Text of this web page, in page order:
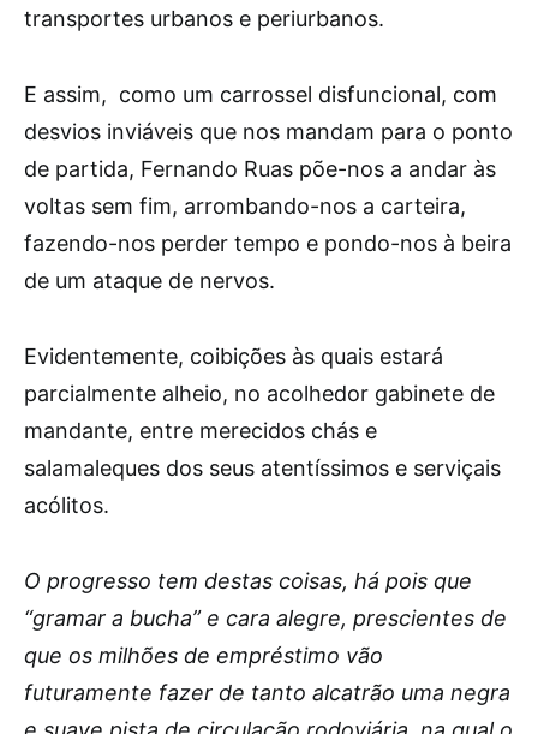
transportes urbanos e periurbanos.
E assim, como um carrossel disfuncional, com
desvios inviáveis que nos mandam para o ponto
de partida, Fernando Ruas põe-nos a andar às
voltas sem fim, arrombando-nos a carteira,
fazendo-nos perder tempo e pondo-nos à beira
de um ataque de nervos.
Evidentemente, coibições às quais estará
parcialmente alheio, no acolhedor gabinete de
mandante, entre merecidos chás e
salamaleques dos seus atentíssimos e serviçais
acólitos.
O progresso tem destas coisas, há pois que
“gramar a bucha” e cara alegre, prescientes de
que os milhões de empréstimo vão
futuramente fazer de tanto alcatrão uma negra